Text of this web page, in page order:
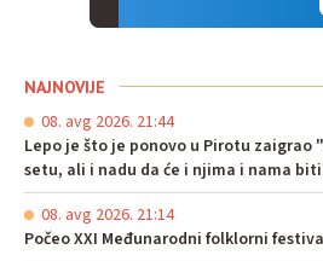
NAJNOVIJE
08. avg 2026. 21:44
Lepo je što je ponovo u Pirotu zaigrao
setu, ali i nadu da će i njima i nama
08. avg 2026. 21:14
Počeo XXI Međunarodni folklorni